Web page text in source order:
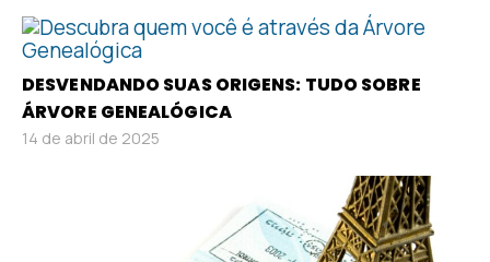
DESVENDANDO SUAS ORIGENS: TUDO SOBRE
ÁRVORE GENEALÓGICA
14 de abril de 2025